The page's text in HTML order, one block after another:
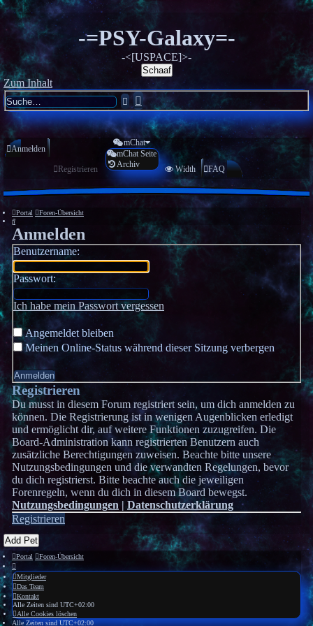
-=PSY-Galaxy=-
-<[USPACE]>-
Schaaf
Zum Inhalt
SucheErweiterte
Suche
Anmelden
Registrieren
mChat
mChat Seite
Archiv
Width FAQ
Portal
Foren-Übersicht
Suche
Anmelden
Benutzername:
Passwort:
Ich habe mein Passwort vergessen
Angemeldet bleiben
Meinen Online-Status während dieser Sitzung verbergen
Registrieren
Du musst in diesem Forum registriert sein, um dich anmelden zu
können. Die Registrierung ist in wenigen Augenblicken erledigt
und ermöglicht dir, auf weitere Funktionen zuzugreifen. Die
Board-Administration kann registrierten Benutzern auch
zusätzliche Berechtigungen zuweisen. Beachte bitte unsere
Nutzungsbedingungen und die verwandten Regelungen, bevor
du dich registrierst. Bitte beachte auch die jeweiligen
Forenregeln, wenn du dich in diesem Board bewegst.
Nutzungsbedingungen | Datenschutzerklärung
Registrieren
Add Pet
Portal Foren-Übersicht
Mitglieder
Das Team
Kontakt
Alle Zeiten sind UTC+02:00
Alle Cookies löschen
Alle Zeiten sindUTC+02:00